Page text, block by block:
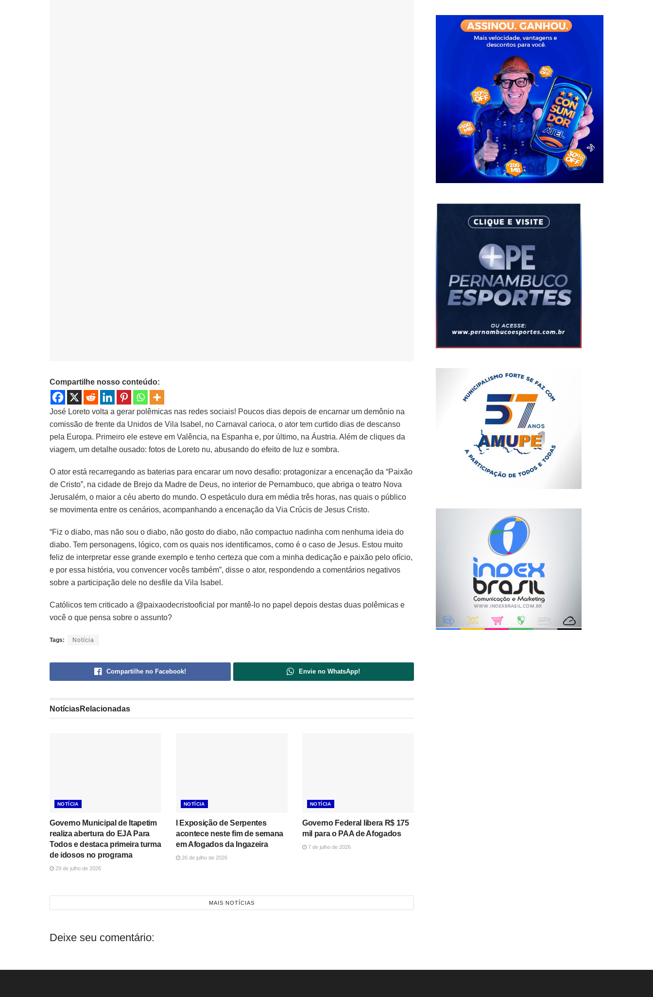
Compartilhe nosso conteúdo:
José Loreto volta a gerar polêmicas nas redes sociais! Poucos dias depois de encarnar um demônio na
comissão de frente da Unidos de Vila Isabel, no Carnaval carioca, o ator tem curtido dias de descanso
pela Europa. Primeiro ele esteve em Valência, na Espanha e, por último, na Áustria. Além de cliques da
viagem, um detalhe ousado: fotos de Loreto nu, abusando do efeito de luz e sombra.
O ator está recarregando as baterias para encarar um novo desafio: protagonizar a encenação da “Paixão
de Cristo”, na cidade de Brejo da Madre de Deus, no interior de Pernambuco, que abriga o teatro Nova
Jerusalém, o maior a céu aberto do mundo. O espetáculo dura em média três horas, nas quais o público
se movimenta entre os cenários, acompanhando a encenação da Via Crúcis de Jesus Cristo.
“Fiz o diabo, mas não sou o diabo, não gosto do diabo, não compactuo nadinha com nenhuma ideia do
diabo. Tem personagens, lógico, com os quais nos identificamos, como é o caso de Jesus. Estou muito
feliz de interpretar esse grande exemplo e tenho certeza que com a minha dedicação e paixão pelo ofício,
e por essa história, vou convencer vocês também”, disse o ator, respondendo a comentários negativos
sobre a participação dele no desfile da Vila Isabel.
Católicos tem criticado a @paixaodecristooficial por mantê-lo no papel depois destas duas polêmicas e
você o que pensa sobre o assunto?
Tags: Notícia
Compartilhe no Facebook! Envie no WhatsApp!
NotíciasRelacionadas
NOTÍCIA
Governo Municipal de Itapetim
realiza abertura do EJA Para
Todos e destaca primeira turma
de idosos no programa
29 de julho de 2026
NOTÍCIA
I Exposição de Serpentes
acontece neste fim de semana
em Afogados da Ingazeira
26 de julho de 2026
NOTÍCIA
Governo Federal libera R$ 175
mil para o PAA de Afogados
7 de julho de 2026
MAIS NOTÍCIAS
Deixe seu comentário: